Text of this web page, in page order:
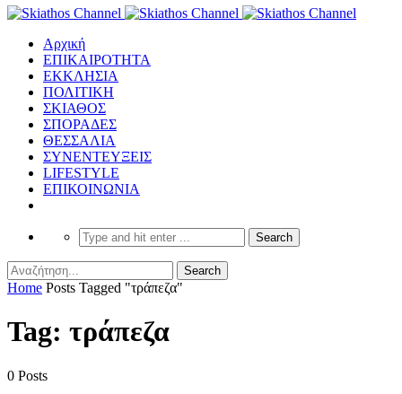
Αρχική
ΕΠΙΚΑΙΡΟΤΗΤΑ
ΕΚΚΛΗΣΙΑ
ΠΟΛΙΤΙΚΗ
ΣΚΙΑΘΟΣ
ΣΠΟΡΑΔΕΣ
ΘΕΣΣΑΛΙΑ
ΣΥΝΕΝΤΕΥΞΕΙΣ
LIFESTYLE
ΕΠΙΚΟΙΝΩΝΙΑ
Home Posts Tagged "τράπεζα"
Tag: τράπεζα
0 Posts